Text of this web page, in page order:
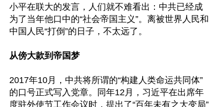
小平在联大的发言，人们就不难看出：中共已经成
为了当年他口中的“社会帝国主义”。离被世界人民和
中国人民“打倒”的日子，不太远了。
从傍大款到帝国梦
2017年10月，中共将所谓的“构建人类命运共同体”
的口号正式写入党章。同年12月，习近平在出席年
度驻外使节工作会议时，提出了“百年未有之大变局”